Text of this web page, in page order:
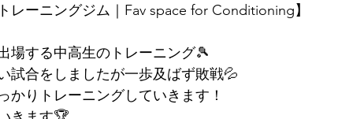
レーニングジム｜Fav space for Conditioning】
場する中高生のトレーニング🎾
試合をしましたが一歩及ばず敗戦💦
かりトレーニングしていきます！